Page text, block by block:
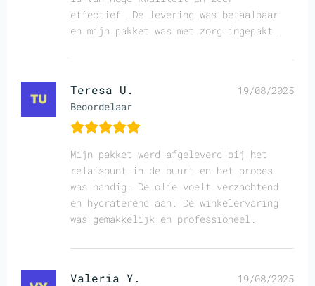
effectief. De levering was betaalbaar
en mijn pakket was met zorg ingepakt.
Teresa U.
Beoordelaar
19/08/2025
Mijn pakket werd afgeleverd bij het
relaispunt in de buurt en het proces
was handig. De olie voelt verzachtend
en hydraterend aan. De winkelervaring
was gemakkelijk en professioneel.
Valeria Y. 19/08/2025